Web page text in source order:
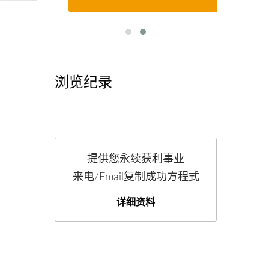
浏览纪录
提供您永续获利事业
来电/Email复制成功方程式
详细资料